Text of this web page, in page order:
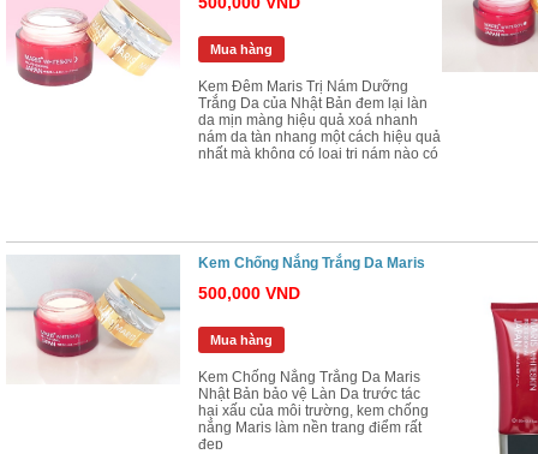
Mua hàng
Kem Đêm Maris Trị Nám Dưỡng
Trắng Da của Nhật Bản đem lại làn
da mịn màng hiệu quả xoá nhanh
nám da tàn nhang một cách hiệu quả
nhất mà không có loại trị nám nào có
Kem Chống Nắng Trắng Da Maris
500,000 VND
Mua hàng
Kem Chống Nắng Trắng Da Maris
Nhật Bản bảo vệ Làn Da trước tác
hại xấu của môi trường, kem chống
nắng Maris làm nền trang điểm rất
đẹp
Bộ Mỹ Phẩm Kayoko Plus Chính Hãng
2,900,000 VND
2,500,000 VND
Mua hàng
Kem Kayoko Trị Mụn
Mua hàng